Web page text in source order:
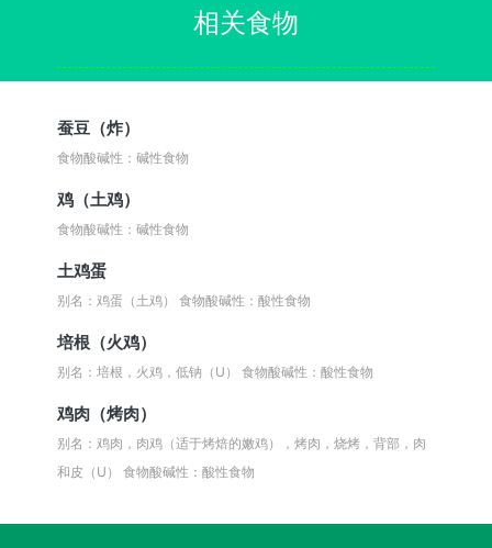
相关食物
蚕豆（炸）
食物酸碱性：碱性食物
鸡（土鸡）
食物酸碱性：碱性食物
土鸡蛋
别名：鸡蛋（土鸡）食物酸碱性：酸性食物
培根（火鸡）
别名：培根，火鸡，低钠（U）食物酸碱性：酸性食物
鸡肉（烤肉）
别名：鸡肉，肉鸡（适于烤焙的嫩鸡），烤肉，烧烤，背部，肉
和皮（U）食物酸碱性：酸性食物